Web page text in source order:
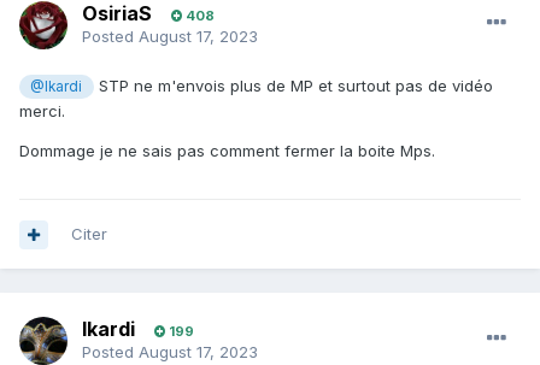
OsiriaS 408
Posted August 17, 2023
@Ikardi
STP ne m'envois plus de MP et surtout pas de vidéo
merci.
Dommage je ne sais pas comment fermer la boite Mps.
Citer
Ikardi 199
Posted August 17, 2023